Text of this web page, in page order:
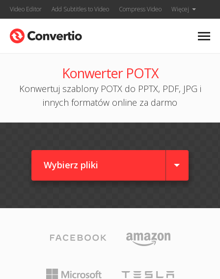
Video Editor Add Subtitles to Video Compress Video Więcej
Konwerter POTX
Konwertuj szablony POTX do PPTX, PDF, JPG i
innych formatów online za darmo
Wybierz pliki